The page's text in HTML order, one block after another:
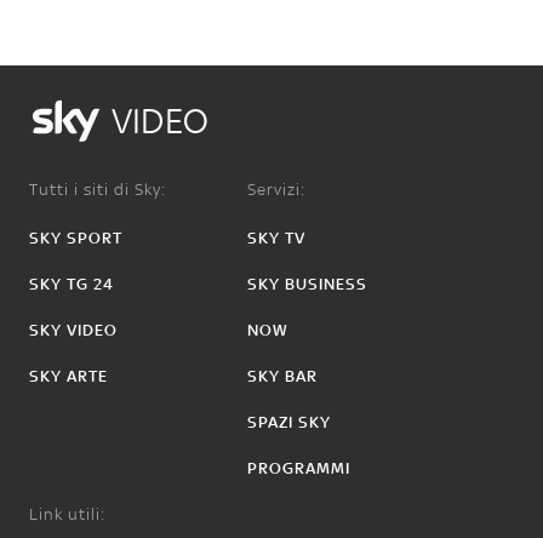
VIDEO
Tutti i siti di Sky:
SKY SPORT
SKY TG 24
SKY VIDEO
SKY ARTE
Servizi:
SKY TV
SKY BUSINESS
NOW
SKY BAR
SPAZI SKY
PROGRAMMI
Link utili: